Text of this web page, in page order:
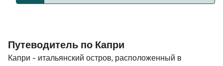
с правилами перевозки животных у операторов
Alilauro
Путеводитель по Капри
Капри - итальянский остров, расположенный в